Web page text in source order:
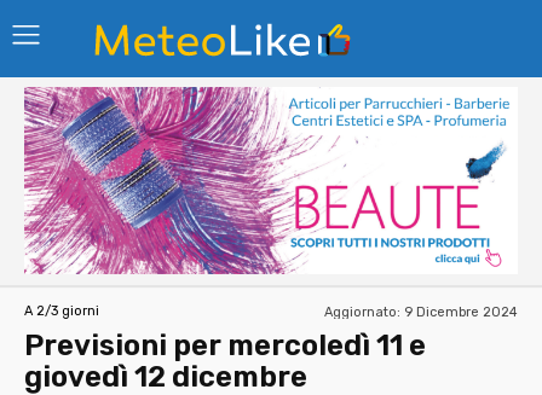
A 2/3 giorni Aggiornato: 9 Dicembre 2024
Previsioni per mercoledì 11 e
giovedì 12 dicembre